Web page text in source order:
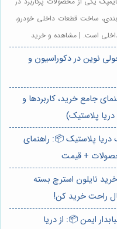
ساخت قطعات داخلی خودرو،
است. | مشاهده و خرید
نوین در دکوراسیون و
جامع خرید، کاربردها و
دریا پلاستیک)
دریا پلاستیک 📦: راهنمای
+ قیمت
نایلون استرچ بسته
راحت خرید کن!
ایمن 📦: از دریا